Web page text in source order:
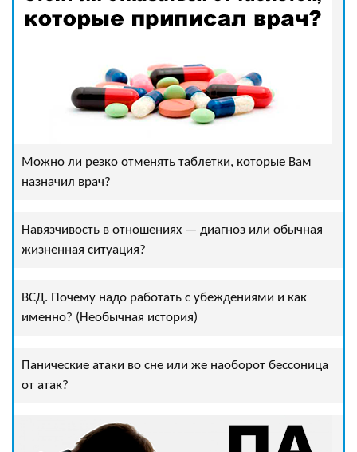
Можно ли резко отменять таблетки, которые Вам
назначил врач?
Навязчивость в отношениях — диагноз или обычная
жизненная ситуация?
ВСД. Почему надо работать с убеждениями и как
именно? (Необычная история)
Панические атаки во сне или же наоборот бессоница
от атак?